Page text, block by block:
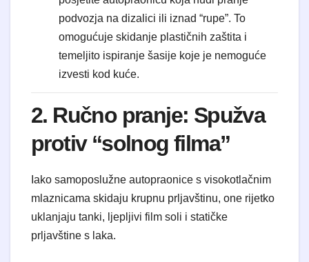
podvozja na dizalici ili iznad “rupe”. To
omogućuje skidanje plastičnih zaštita i
temeljito ispiranje šasije koje je nemoguće
izvesti kod kuće.
2. Ručno pranje: Spužva
protiv “solnog filma”
Iako samoposlužne autopraonice s visokotlačnim
mlaznicama skidaju krupnu prljavštinu, one rijetko
uklanjaju tanki, ljepljivi film soli i statičke
prljavštine s laka.